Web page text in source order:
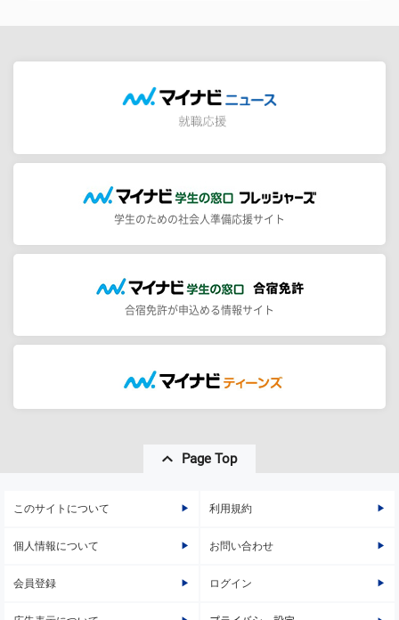
学生のための社会人準備応援サイト
合宿免許が申込める情報サイト
Page Top
このサイトについて 利用規約
個人情報について お問い合わせ
会員登録 ログイン